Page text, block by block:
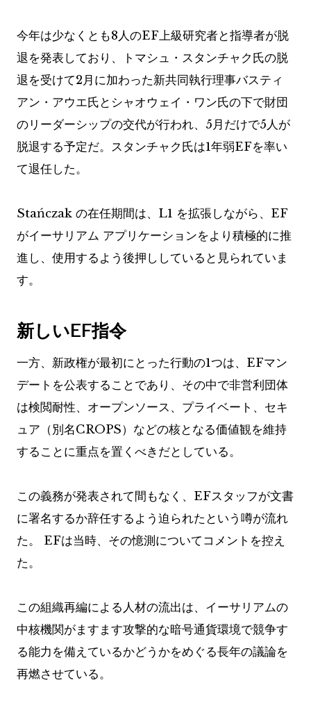
今年は少なくとも8人のEF上級研究者と指導者が脱
退を発表しており、トマシュ・スタンチャク氏の脱
退を受けて2月に加わった新共同執行理事バスティ
アン・アウエ氏とシャオウェイ・ワン氏の下で財団
のリーダーシップの交代が行われ、5月だけで5人が
脱退する予定だ。スタンチャク氏は1年弱EFを率い
て退任した。
Stańczak の在任期間は、L1 を拡張しながら、EF
がイーサリアム アプリケーションをより積極的に推
進し、使用するよう後押ししていると見られていま
す。
新しいEF指令
一方、新政権が最初にとった行動の1つは、EFマン
デートを公表することであり、その中で非営利団体
は検閲耐性、オープンソース、プライベート、セキ
ュア（別名CROPS）などの核となる価値観を維持
することに重点を置くべきだとしている。
この義務が発表されて間もなく、EFスタッフが文書
に署名するか辞任するよう迫られたという噂が流れ
た。 EFは当時、その憶測についてコメントを控え
た。
この組織再編による人材の流出は、イーサリアムの
中核機関がますます攻撃的な暗号通貨環境で競争す
る能力を備えているかどうかをめぐる長年の議論を
再燃させている。